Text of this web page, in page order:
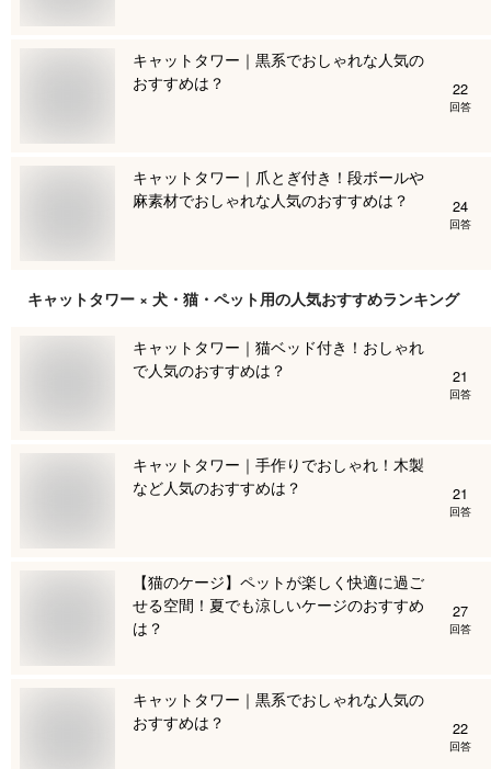
キャットタワー｜黒系でおしゃれな人気の
おすすめは？
22
回答
キャットタワー｜爪とぎ付き！段ボールや
麻素材でおしゃれな人気のおすすめは？
24
回答
キャットタワー × 犬・猫・ペット用の人気おすすめランキング
キャットタワー｜猫ベッド付き！おしゃれ
で人気のおすすめは？
21
回答
キャットタワー｜手作りでおしゃれ！木製
など人気のおすすめは？
21
回答
【猫のケージ】ペットが楽しく快適に過ご
せる空間！夏でも涼しいケージのおすすめ
は？
27
回答
キャットタワー｜黒系でおしゃれな人気の
おすすめは？
22
回答